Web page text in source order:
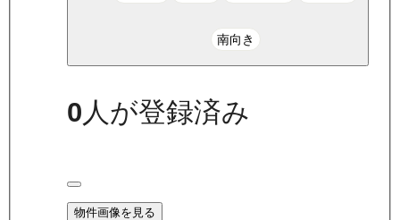
南向き
0 人が登録済み
物件画像を見る